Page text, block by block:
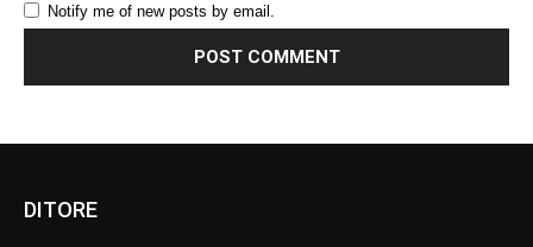
Notify me of new posts by email.
DITORE